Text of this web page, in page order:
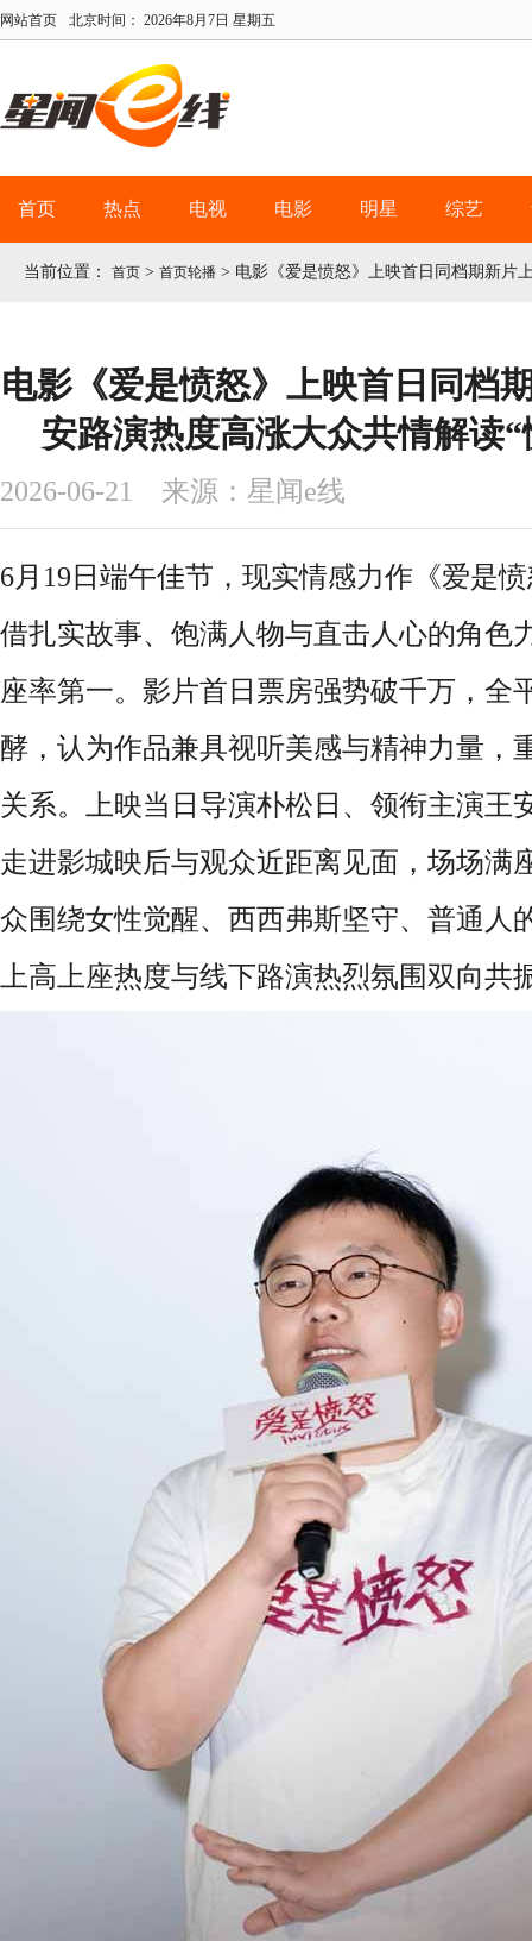
网站首页 北京时间： 2026年8月7日 星期五
首页 热点 电视 电影 明星 综艺
当前位置： 首页 > 首页轮播 > 电影《爱是愤怒》上映首日同档期新片
电影《爱是愤怒》上映首日同档
安路演热度高涨大众共情解读
2026-06-21 来源：星闻e线
6月19日端午佳节，现实情感力作《爱是
借扎实故事、饱满人物与直击人心的角色
座率第一。影片首日票房强势破千万，全
酵，认为作品兼具视听美感与精神力量，
关系。上映当日导演朴松日、领衔主演王
走进影城映后与观众近距离见面，场场满
众围绕女性觉醒、西西弗斯坚守、普通人
上高上座热度与线下路演热烈氛围双向共